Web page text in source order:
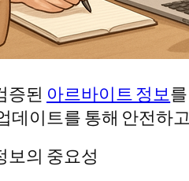
증된 아르바이트 정보
데이트를 통해 안전하
보의 중요성